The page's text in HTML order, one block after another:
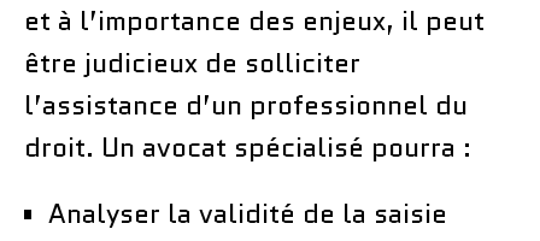
et à l’importance des enjeux, il peut
être judicieux de solliciter
l’assistance d’un professionnel du
droit. Un avocat spécialisé pourra :
Analyser la validité de la saisie